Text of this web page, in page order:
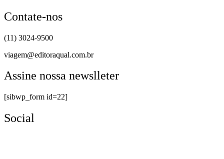
Contate-nos
(11) 3024-9500
viagem@editoraqual.com.br
Assine nossa newslleter
[sibwp_form id=22]
Social